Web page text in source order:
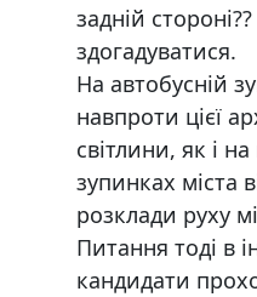
задній
здогадуватися.
На автобусній
навпроти цієї
світлини, як і
зупинках міста
розклади руху
Питання тоді в
кандидати